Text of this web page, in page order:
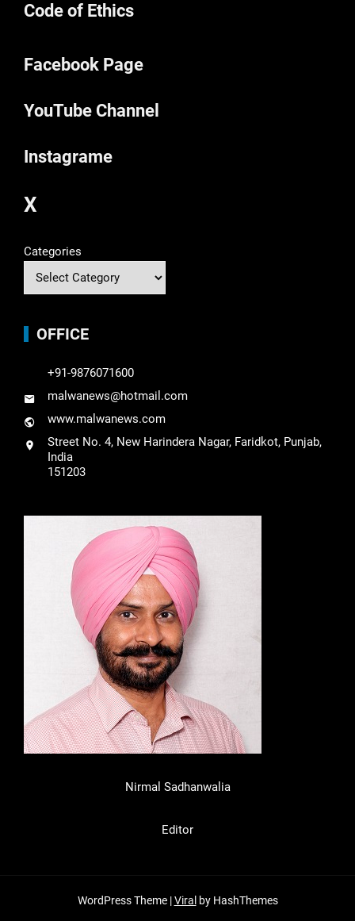
Code of Ethics
Facebook Page
YouTube Channel
Instagrame
X
Categories
OFFICE
+91-9876071600
malwanews@hotmail.com
www.malwanews.com
Street No. 4, New Harindera Nagar, Faridkot, Punjab,
India
151203
Nirmal Sadhanwalia
Editor
WordPress Theme |Viral by HashThemes